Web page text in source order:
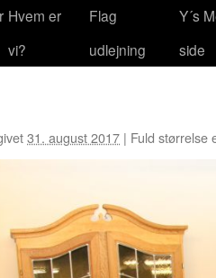
Hvem er
vi?
Flag
udlejning
Y´s
side
31. august 2017 | Fuld størrelse